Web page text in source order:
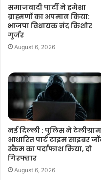
समाजवादी पार्टी ने हमेशा
ब्राह्मणों का अपमान किया:
भाजपा विधायक नंद किशोर
गुर्जर
August 6, 2026
नई दिल्ली : पुलिस ने
आधारित पार्ट टाइम साइबर
स्कैम का पर्दाफाश किया, दो
गिरफ्तार
August 6, 2026